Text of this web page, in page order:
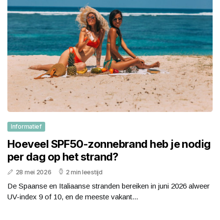
Informatief
Hoeveel SPF50-zonnebrand heb je nodig
per dag op het strand?
28 mei 2026 2 min leestijd
De Spaanse en Italiaanse stranden bereiken in juni 2026 alweer
UV-index 9 of 10, en de meeste vakant...